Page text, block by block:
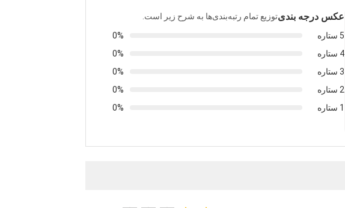
عکس درجه بندیتوزیع تمام رتبه‌بندی‌ها به شرح زیر است.
5 ستاره
0%
4 ستاره
0%
3 ستاره
0%
2 ستاره
0%
1 ستاره
0%